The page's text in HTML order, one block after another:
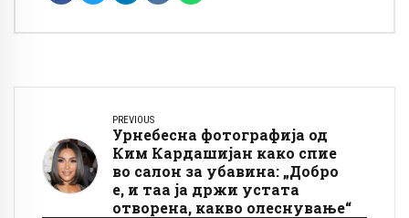
PREVIOUS
Урнебесна фотографија од
Ким Кардашијан како спие
во салон за убавина: „Добро
е, и таа ја држи устата
отворена, какво олеснување“